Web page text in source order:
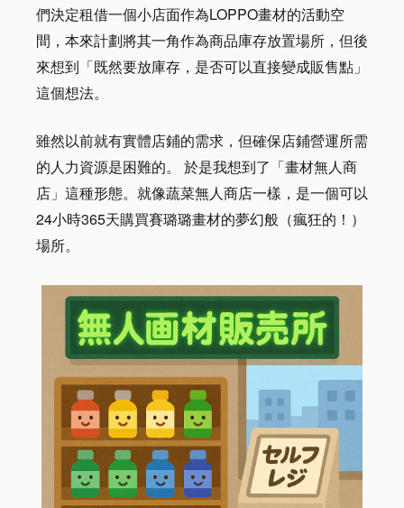
們決定租借一個小店面作為LOPPO畫材的活動空
間，本來計劃將其一角作為商品庫存放置場所，但後
來想到「既然要放庫存，是否可以直接變成販售點」
這個想法。
雖然以前就有實體店鋪的需求，但確保店鋪營運所需
的人力資源是困難的。 於是我想到了「畫材無人商
店」這種形態。就像蔬菜無人商店一樣，是一個可以
24小時365天購買賽璐璐畫材的夢幻般（瘋狂的！）
場所。